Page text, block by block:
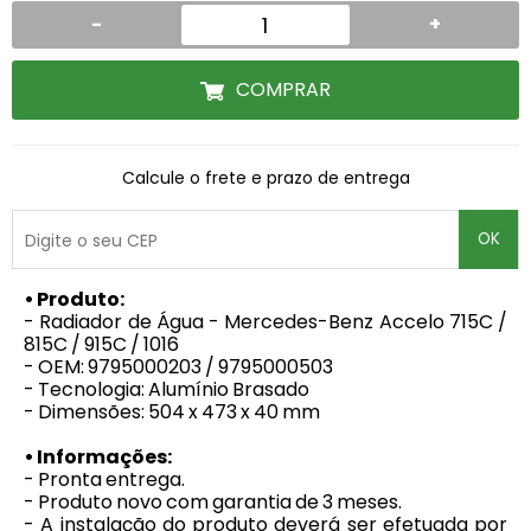
- +
COMPRAR
Calcule o frete e prazo de entrega
OK
• Produto:
- Radiador de Água - Mercedes-Benz Accelo 715C /
815C / 915C / 1016
- OEM: 9795000203 / 9795000503
- Tecnologia: Alumínio Brasado
- Dimensões: 504 x 473 x 40 mm
• Informações:
- Pronta entrega.
- Produto novo com garantia de 3 meses.
- A instalação do produto deverá ser efetuada por